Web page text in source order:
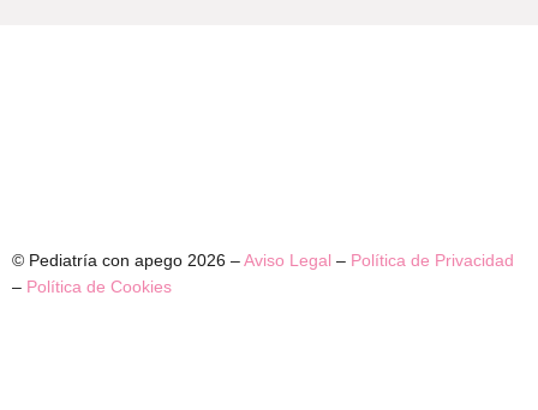
© Pediatría con apego 2026 – Aviso Legal – Política de Privacidad
– Política de Cookies